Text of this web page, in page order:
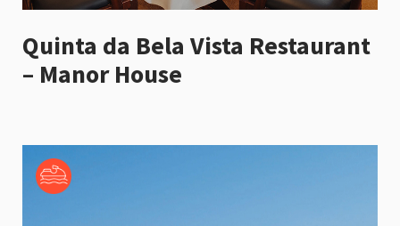
Quinta da Bela Vista Restaurant
– Manor House